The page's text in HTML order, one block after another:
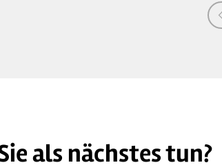
als nächstes tun?